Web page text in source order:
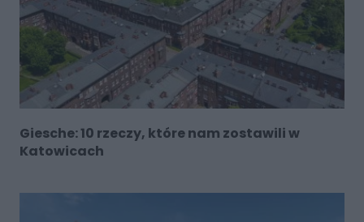
Giesche: 10 rzeczy, które nam zostawili w
Katowicach